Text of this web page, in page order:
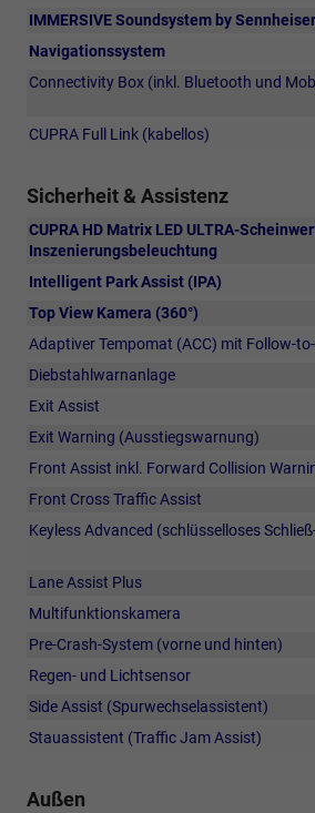
IMMERSIVE Soundsystem by Sennheiser
Navigationssystem
Connectivity Box (inkl. Bluetooth und
CUPRA Full Link (kabellos)
Sicherheit & Assistenz
CUPRA HD Matrix LED ULTRA-
Inszenierungsbeleuchtung
Intelligent Park Assist (IPA)
Top View Kamera (360°)
Adaptiver Tempomat (ACC) mit Follow-
Diebstahlwarnanlage
Exit Assist
Exit Warning (Ausstiegswarnung)
Front Assist inkl. Forward Collision
Front Cross Traffic Assist
Keyless Advanced (schlüsselloses
Lane Assist Plus
Multifunktionskamera
Pre-Crash-System (vorne und hinten)
Regen- und Lichtsensor
Side Assist (Spurwechselassistent)
Stauassistent (Traffic Jam Assist)
Außen